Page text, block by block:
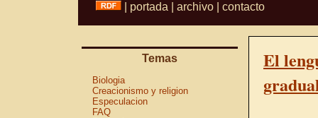
portada archivo contacto
Temas
Biologia
Creacionismo y religion
Especulacion
FAQ
El